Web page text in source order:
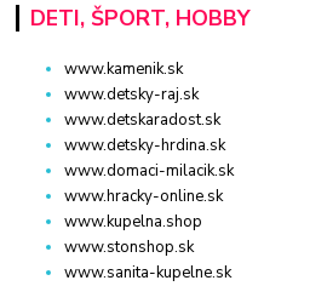
DETI, ŠPORT, HOBBY
www.kamenik.sk
www.detsky-raj.sk
www.detskaradost.sk
www.detsky-hrdina.sk
www.domaci-milacik.sk
www.hracky-online.sk
www.kupelna.shop
www.stonshop.sk
www.sanita-kupelne.sk